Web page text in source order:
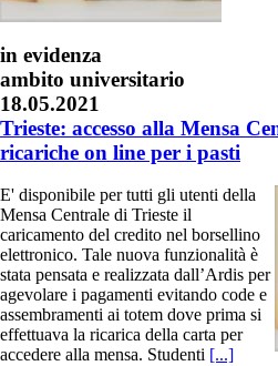
in evidenza
ambito universitario
18.05.2021
Trieste: accesso alla Mensa
ricariche on line per i pasti
E' disponibile per tutti gli utenti della
Mensa Centrale di Trieste il
caricamento del credito nel borsellino
elettronico. Tale nuova funzionalità è
stata pensata e realizzata dall’Ardis per
agevolare i pagamenti evitando code e
assembramenti ai totem dove prima si
effettuava la ricarica della carta per
accedere alla mensa. Studenti [...]